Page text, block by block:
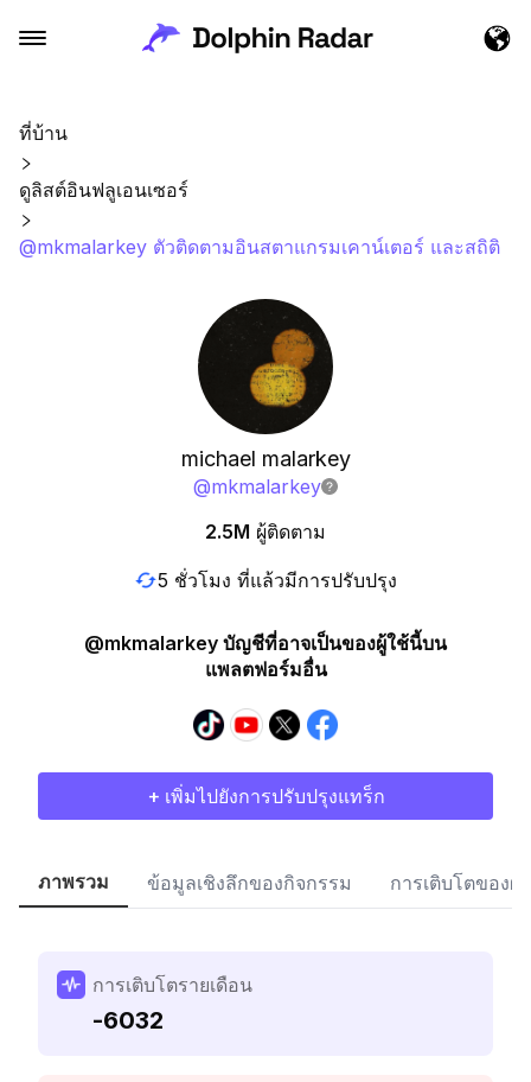
ที่บ้าน
ดูลิสต์อินฟลูเอนเซอร์
@mkmalarkey ตัวติดตามอินสตาแกรมเคาน์เตอร์ และสถิติ
michael malarkey
@mkmalarkey
2.5M ผู้ติดตาม
5 ชั่วโมง ที่แล้วมีการปรับปรุง
@mkmalarkey บัญชีที่อาจเป็นของผู้ใช้นี้บน
แพลตฟอร์มอื่น
+ เพิ่มไปยังการปรับปรุงแทร็ก
ภาพรวม ข้อมูลเชิงลึกของกิจกรรม การเติบโตของผู้
การเติบโตรายเดือน
-6032